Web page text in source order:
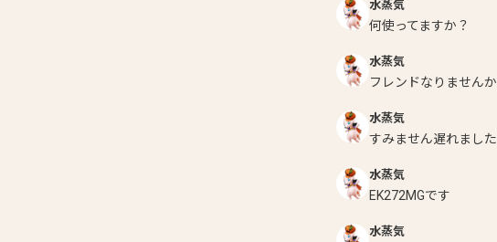
水蒸気
何使ってますか？
水蒸気
フレンドなりませんか
水蒸気
すみません遅れました
水蒸気
EK272MGです
水蒸気